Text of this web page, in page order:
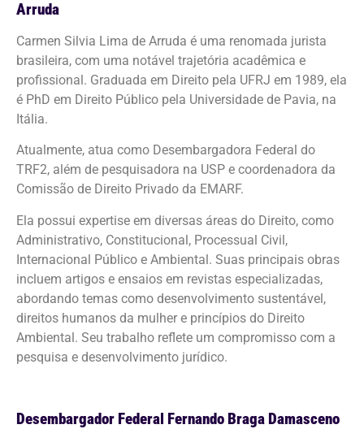
Arruda
Carmen Silvia Lima de Arruda é uma renomada jurista
brasileira, com uma notável trajetória acadêmica e
profissional. Graduada em Direito pela UFRJ em 1989, ela
é PhD em Direito Público pela Universidade de Pavia, na
Itália.
Atualmente, atua como Desembargadora Federal do
TRF2, além de pesquisadora na USP e coordenadora da
Comissão de Direito Privado da EMARF.
Ela possui expertise em diversas áreas do Direito, como
Administrativo, Constitucional, Processual Civil,
Internacional Público e Ambiental. Suas principais obras
incluem artigos e ensaios em revistas especializadas,
abordando temas como desenvolvimento sustentável,
direitos humanos da mulher e princípios do Direito
Ambiental. Seu trabalho reflete um compromisso com a
pesquisa e desenvolvimento jurídico.
Desembargador Federal Fernando Braga Damasceno